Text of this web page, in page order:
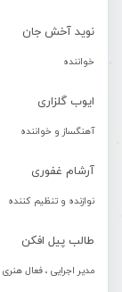
نوید آخش جان
خواننده
ایوب گلزاری
آهنگساز و خواننده
آرشام غفوری
نوازنده و تنظیم کننده
طالب پیل افکن
مدیر اجرایی ، فعال هنری